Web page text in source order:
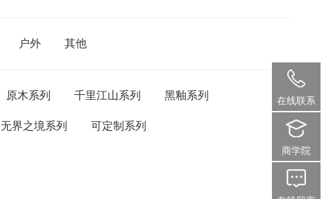
户外 其他
原木系列 千里江山系列 黑釉系列
无界之境系列 可定制系列
在线联系
商学院